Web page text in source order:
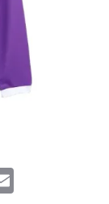
Email